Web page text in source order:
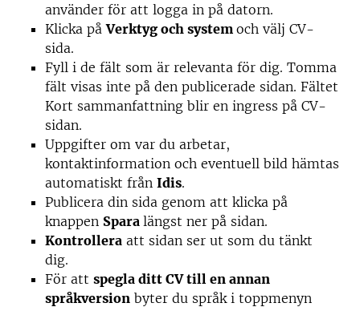
använder för att logga in på datorn.
Klicka påVerktyg och system och välj CV-
sida.
Fyll i de fält som är relevanta för dig. Tomma
fält visas inte på den publicerade sidan. Fältet
Kort sammanfattning blir en ingress på CV-
sidan.
Uppgifter om var du arbetar,
kontaktinformation och eventuell bild hämtas
automatiskt från Idis.
Publicera din sida genom att klicka på
knappen Spara längst ner på sidan.
Kontrollera att sidan ser ut som du tänkt
dig.
För att spegla ditt CV till en annan
språkversion byter du språk i toppmenyn